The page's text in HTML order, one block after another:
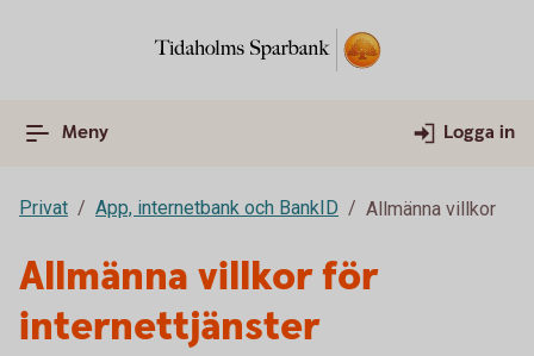
Meny Logga in
Privat App, internetbank och BankID Allmänna villkor
Allmänna villkor för
internettjänster